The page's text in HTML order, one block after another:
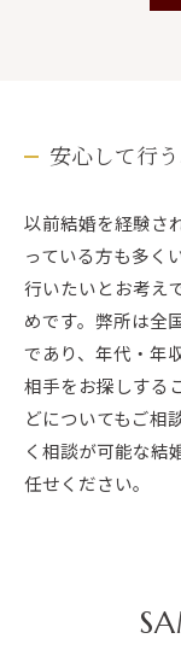
安心して行
以前結婚を経験さ
っている方も多く
行いたいとお考え
めです。弊所は全
であり、年代・年
相手をお探しする
どについてもご相
く相談が可能な結
任せください。